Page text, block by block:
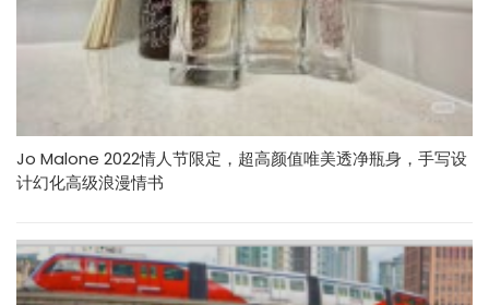
Jo Malone 2022情人节限定，超高颜值唯美透净瓶身，手写设
计幻化高级浪漫情书